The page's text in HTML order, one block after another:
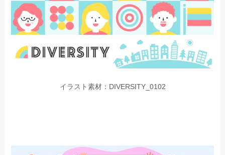
イラスト素材：DIVERSITY_0102